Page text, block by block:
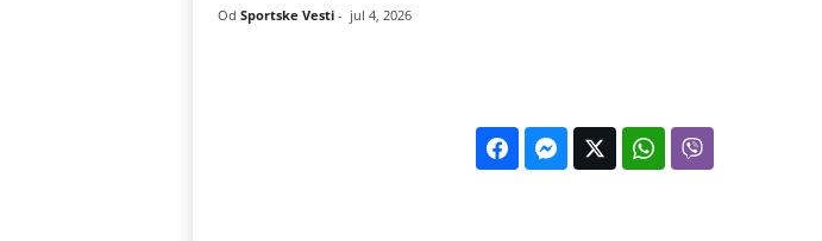
k
Od Sportske Vesti- jul 4, 2026